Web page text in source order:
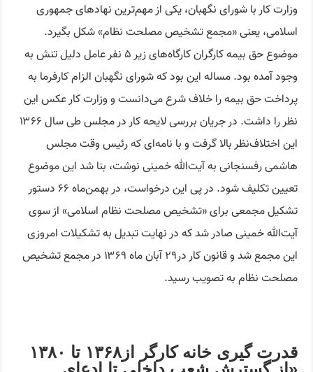
وزارت کار با شورای نگهبان، یکی از مهم‌ترین نهادهای جمهوری
اسلامی، یعنی «مجمع تشخیص مصلحت نظام» شکل بگیرد.
موضوع حق بیمه کارگران کارگاه‌های زیر ۵ نفر عامل دلیل تنش به
وجود آمده بود. مساله این بود که شورای نگهبان الزام کارفرما به
پرداخت حق بیمه را خلاف شرع می‌دانست و وزارت کار عکس این
نظر را داشت. در جریان بررسی لایحه کار در مجلس طی سال ۱۳۶۶
این اختلاف‌نظر بالا گرفت و با نامه‌‌ای که رئیس وقت مجلس
هاشمی رفسنجانی به آیت‌الله خمینی نوشت، بنا شد این موضوع
تعیین تکلیف شود. در پی این درخواست، در بهمن‌ماه ۶۶ دستور
تشکیل مجمعی برای «تشخیص مصلحت نظام اسلامی» از سوی
آیت‌الله خمینی صادر شد که در نهایت تبدیل به تشکیلات امروزی
این مجمع شد و قانون کار در۲۹ آبان ماه ۱۳۶۹ در مجمع تشخیص
مصلحت نظام به تصویب رسید.